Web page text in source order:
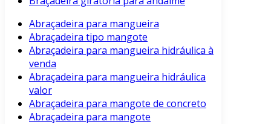
Abraçadeira para mangueira
Abraçadeira tipo mangote
Abraçadeira para mangueira hidráulica à
venda
Abraçadeira para mangueira hidráulica
valor
Abraçadeira para mangote de concreto
Abraçadeira para mangote